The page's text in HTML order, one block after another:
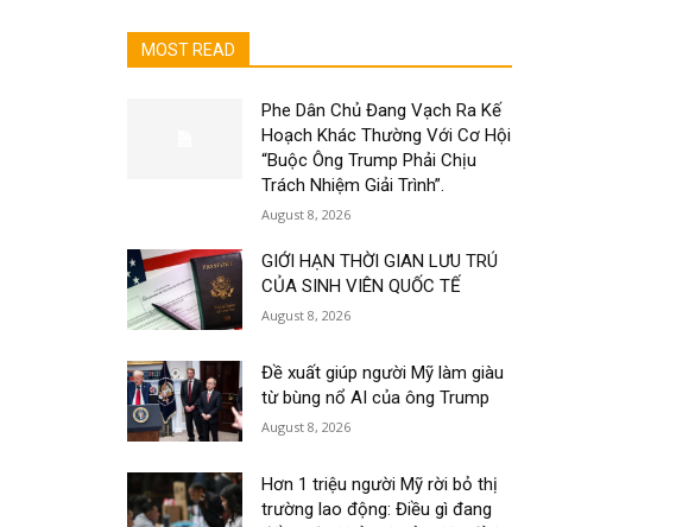
MOST READ
Phe Dân Chủ Đang Vạch Ra Kế
Hoạch Khác Thường Với Cơ Hội
“Buộc Ông Trump Phải Chịu
Trách Nhiệm Giải Trình”.
August 8, 2026
GIỚI HẠN THỜI GIAN LƯU TRÚ
CỦA SINH VIÊN QUỐC TẾ
August 8, 2026
Đề xuất giúp người Mỹ làm giàu
từ bùng nổ AI của ông Trump
August 8, 2026
Hơn 1 triệu người Mỹ rời bỏ thị
trường lao động: Điều gì đang